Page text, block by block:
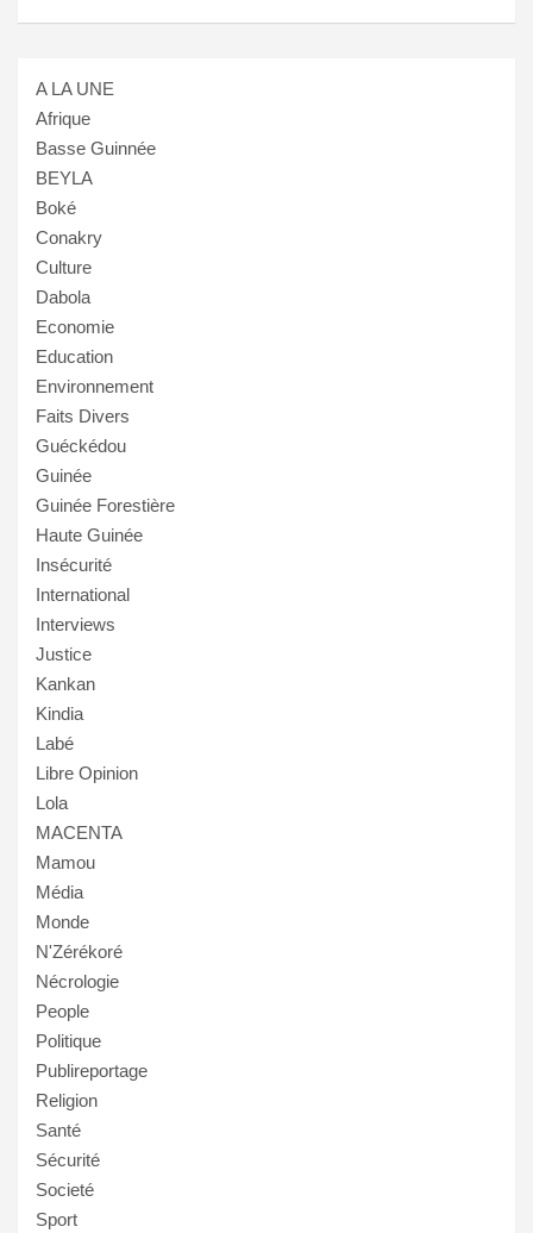
A LA UNE
Afrique
Basse Guinnée
BEYLA
Boké
Conakry
Culture
Dabola
Economie
Education
Environnement
Faits Divers
Guéckédou
Guinée
Guinée Forestière
Haute Guinée
Insécurité
International
Interviews
Justice
Kankan
Kindia
Labé
Libre Opinion
Lola
MACENTA
Mamou
Média
Monde
N'Zérékoré
Nécrologie
People
Politique
Publireportage
Religion
Santé
Sécurité
Societé
Sport